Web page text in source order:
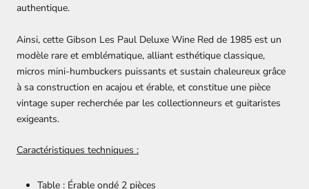
authentique.
Ainsi, cette Gibson Les Paul Deluxe Wine Red de 1985 est un
modèle rare et emblématique, alliant esthétique classique,
micros mini-humbuckers puissants et sustain chaleureux grâce
à sa construction en acajou et érable, et constitue une pièce
vintage super recherchée par les collectionneurs et guitaristes
exigeants.
Caractéristiques techniques :
Table : Érable ondé 2 pièces